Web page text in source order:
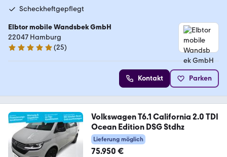
Scheckheftgepflegt
Elbtor mobile Wandsbek GmbH
22047 Hamburg
4.9 Sterne
(25)
Kontakt Parken
Volkswagen T6.1 California 2.0 TDI
Ocean Edition DSG Stdhz
Lieferung möglich
75.950 €